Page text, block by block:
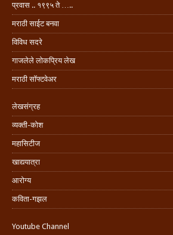
प्रवास .. १९९५ ते …..
मराठी साईट बनवा
विविध सदरे
गाजलेले लोकप्रिय लेख
मराठी सॉफ्टवेअर
लेखसंग्रह
व्यक्ती-कोश
महासिटीज
खाद्ययात्रा
आरोग्य
कविता-गझल
Youtube Channel